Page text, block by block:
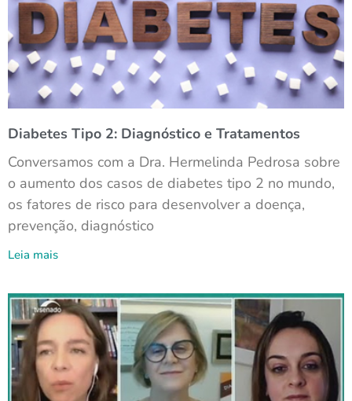
Diabetes Tipo 2: Diagnóstico e Tratamentos
Conversamos com a Dra. Hermelinda Pedrosa sobre
o aumento dos casos de diabetes tipo 2 no mundo,
os fatores de risco para desenvolver a doença,
prevenção, diagnóstico
Leia mais